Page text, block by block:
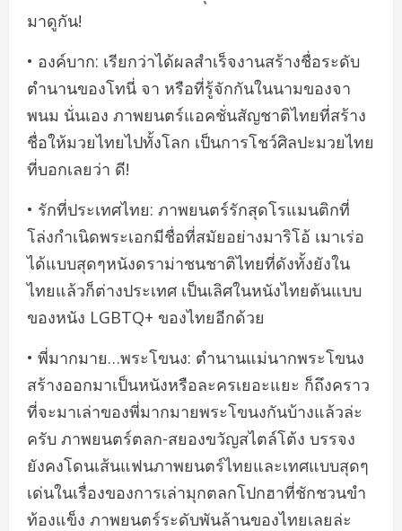
มาดูกัน!
• องค์บาก: เรียกว่าได้ผลสำเร็จงานสร้างชื่อระดับ
ตำนานของโทนี่ จา หรือที่รู้จักกันในนามของจา
พนม นั่นเอง ภาพยนตร์แอคชั่นสัญชาติไทยที่สร้าง
ชื่อให้มวยไทยไปทั้งโลก เป็นการโชว์ศิลปะมวยไทย
ที่บอกเลยว่า ดี!
• รักที่ประเทศไทย: ภาพยนตร์รักสุดโรแมนติกที่
โล่งกำเนิดพระเอกมีชื่อที่สมัยอย่างมาริโอ้ เมาเร่อ
ได้แบบสุดๆหนังดราม่าชนชาติไทยที่ดังทั้งยังใน
ไทยแล้วก็ต่างประเทศ เป็นเลิศในหนังไทยต้นแบบ
ของหนัง LGBTQ+ ของไทยอีกด้วย
• พี่มากมาย…พระโขนง: ตำนานแม่นากพระโขนง
สร้างออกมาเป็นหนังหรือละครเยอะแยะ ก็ถึงคราว
ที่จะมาเล่าของพี่มากมายพระโขนงกันบ้างแล้วล่ะ
ครับ ภาพยนตร์ตลก-สยองขวัญสไตล์โต้ง บรรจง
ยังคงโดนเส้นแฟนภาพยนตร์ไทยและเทศแบบสุดๆ
เด่นในเรื่องของการเล่ามุกตลกโปกฮาที่ชักชวนขำ
ท้องแข็ง ภาพยนตร์ระดับพันล้านของไทยเลยล่ะ